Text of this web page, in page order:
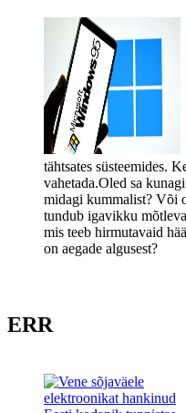
tähtsates süsteemides.
vahetada.Oled sa
midagi kummalist? Või
tundub igavikku
mis teeb hirmutavaid
on aegade algusest?
ERR